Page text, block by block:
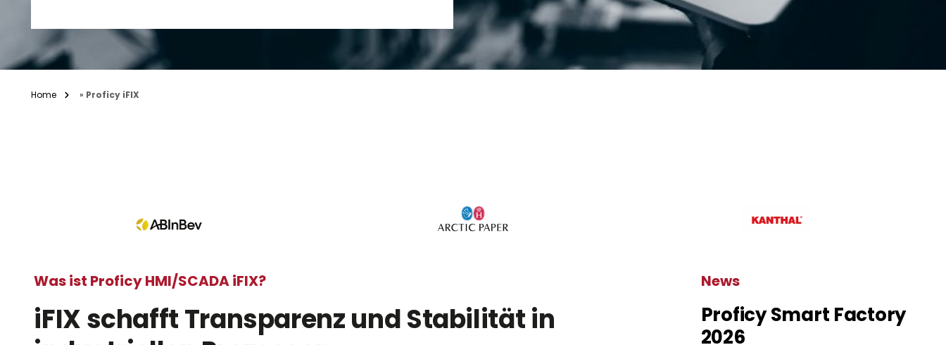
Home » Proficy iFIX
Was ist Proficy HMI/SCADA iFIX?
iFIX schafft Transparenz und Stabilität in
News
Proficy Smart Factory
2026